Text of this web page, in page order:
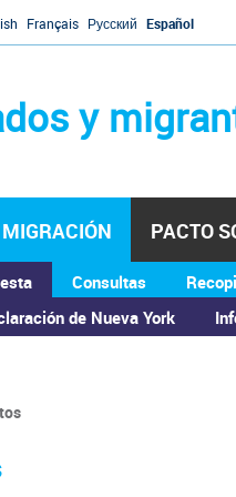
Français Русский Español
y
de Nueva York
Consultas
PACTO